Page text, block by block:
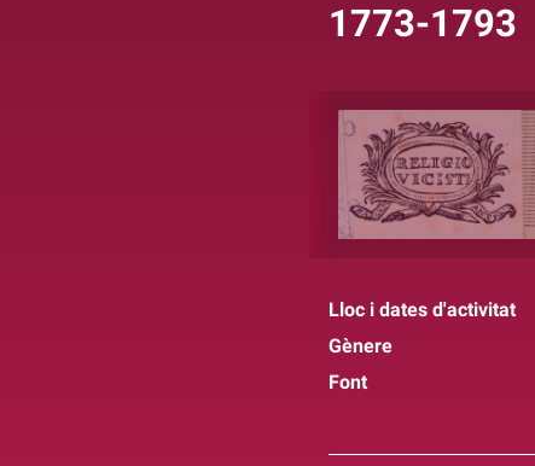
1773-1793
Lloc i dates d'activitat
Gènere
Font